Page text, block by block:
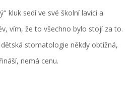
kluk sedí ve své školní lavici a
vím, že to všechno bylo stojí za to.
stomatologie někdy obtížná,
nemá cenu.